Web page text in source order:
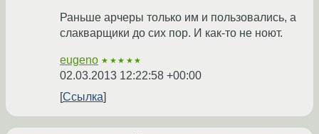
Раньше арчеры только им и пользовались, а
слакварщики до сих пор. И как-то не ноют.
eugeno ★★★★★
02.03.2013 12:22:58 +00:00
Ссылка